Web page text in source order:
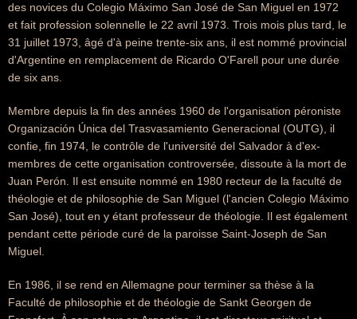
des novices du Colegio Máximo San José de San Miguel en 1972
et fait profession solennelle le 22 avril 1973. Trois mois plus tard, le
31 juillet 1973, âgé d'à peine trente-six ans, il est nommé provincial
d'Argentine en remplacement de Ricardo O'Farell pour une durée
de six ans.
Membre depuis la fin des années 1960 de l'organisation péroniste
Organización Única del Trasvasamiento Generacional (OUTG), il
confie, fin 1974, le contrôle de l'université del Salvador à d'ex-
membres de cette organisation controversée, dissoute à la mort de
Juan Perón. Il est ensuite nommé en 1980 recteur de la faculté de
théologie et de philosophie de San Miguel (l'ancien Colegio Máximo
San José), tout en y étant professeur de théologie. Il est également
pendant cette période curé de la paroisse Saint-Joseph de San
Miguel.
En 1986, il se rend en Allemagne pour terminer sa thèse à la
Faculté de philosophie et de théologie de Sankt Georgen de